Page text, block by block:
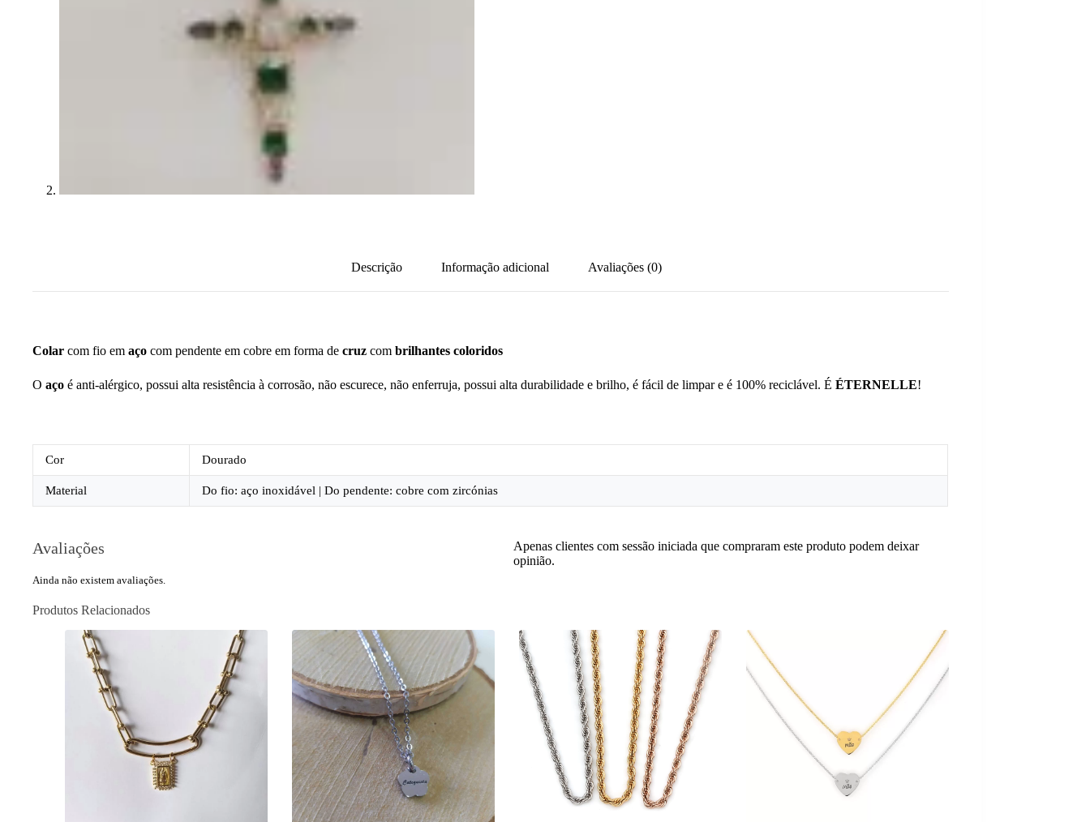
Descrição Informação adicional Avaliações (0)
Colar com fio em aço com pendente em cobre em forma de cruz com brilhantes coloridos
O aço é anti-alérgico, possui alta resistência à corrosão, não escurece, não enferruja, possui alta durabilidade e brilho, é fácil de limpar e é 100% reciclável. É ÉTERNELLE!
Cor Dourado
Material Do fio: aço inoxidável | Do pendente: cobre com zircónias
Avaliações
Ainda não existem avaliações.
Apenas clientes com sessão iniciada que compraram este produto podem deixar
opinião.
Produtos Relacionados